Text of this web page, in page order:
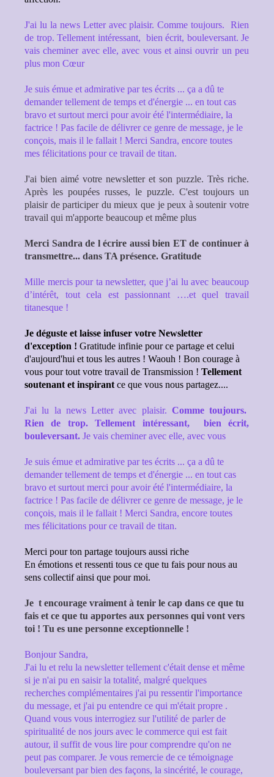
J'ai lu la news Letter avec plaisir. Comme toujours. Rien
de trop. Tellement intéressant, bien écrit, bouleversant. Je
vais cheminer avec elle, avec vous et ainsi ouvrir un peu
plus mon Cœur
Je suis émue et admirative par tes écrits ... ça a dû te
demander tellement de temps et d'énergie ... en tout cas
bravo et surtout merci pour avoir été l'intermédiaire, la
factrice ! Pas facile de délivrer ce genre de message, je le
conçois, mais il le fallait !Merci Sandra, encore toutes
mes félicitations pour ce travail de titan.
J'ai bien aimé votre newsletter et son puzzle. Très riche.
Après les poupées russes, le puzzle. C'est toujours un
plaisir de participer du mieux que je peux à soutenir votre
travail qui m'apporte beaucoup et même plus
Merci Sandra de l écrire aussi bien ET de continuer à
transmettre... dans TA présence. Gratitude
Mille mercis pour ta newsletter, que j’ai lu avec beaucoup
d’intérêt, tout cela est passionnant ….et quel travail
titanesque !
Je déguste et laisse infuser votre Newsletter
d'exception ! Gratitude infinie pour ce partage et celui
d'aujourd'hui et tous les autres ! Waouh ! Bon courage à
vous pour tout votre travail de Transmission !Tellement
soutenant et inspirant ce que vous nous partagez....
J'ai lu la news Letter avec plaisir.Comme toujours.
Rien de trop. Tellement intéressant, bien écrit,
bouleversant. Je vais cheminer avec elle, avec vous
Je suis émue et admirative par tes écrits ... ça a dû te
demander tellement de temps et d'énergie ... en tout cas
bravo et surtout merci pour avoir été l'intermédiaire, la
factrice ! Pas facile de délivrer ce genre de message, je le
conçois, mais il le fallait !Merci Sandra, encore toutes
mes félicitations pour ce travail de titan.
Merci pour ton partage toujours aussi riche
En émotions et ressenti tous ce que tu fais pour nous au
sens collectif ainsi que pour moi.
Je t encourage vraiment à tenir le cap dans ce que tu
fais et ce que tu apportes aux personnes qui vont vers
toi ! Tu es une personne exceptionnelle !
Bonjour Sandra,
J'ai lu et relu la newsletter tellement c'était dense et même
si je n'ai pu en saisir la totalité, malgré quelques
recherches complémentaires j'ai pu ressentir l'importance
du message, et j'ai pu entendre ce qui m'était propre .
Quand vous vous interrogiez sur l'utilité de parler de
spiritualité de nos jours avec le commerce qui est fait
autour, il suffit de vous lire pour comprendre qu'on ne
peut pas comparer. Je vous remercie de ce témoignage
bouleversant par bien des façons, la sincérité, le courage,